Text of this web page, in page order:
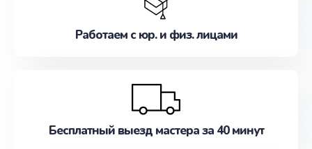
Работаем с юр. и физ. лицами
Бесплатный выезд мастера за 40 минут